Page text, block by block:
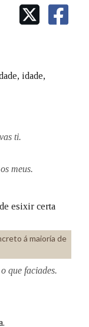
LETRAS
idade,
ti.
meus.
esixir certa
á maioría de
que faciades.